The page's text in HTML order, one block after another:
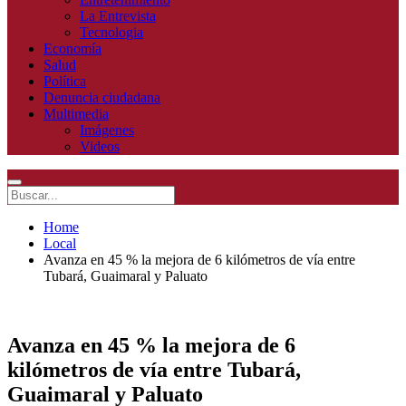
La Entrevista
Tecnologia
Economía
Salud
Política
Denuncia ciudadana
Multimedia
Imágenes
Videos
Home
Local
Avanza en 45 % la mejora de 6 kilómetros de vía entre
Tubará, Guaimaral y Paluato
Avanza en 45 % la mejora de 6
kilómetros de vía entre Tubará,
Guaimaral y Paluato